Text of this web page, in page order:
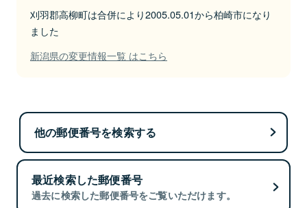
刈羽郡高柳町は合併により2005.05.01から柏崎市になり
ました
新潟県の変更情報一覧 はこちら
他の郵便番号を検索する
最近検索した郵便番号
過去に検索した郵便番号をご覧いただけます。